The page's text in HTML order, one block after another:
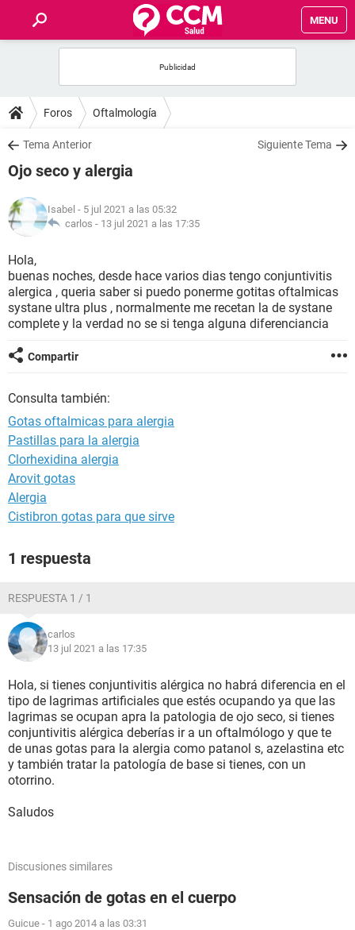
MENU
FOROS
SALUD
FAMILIA
NUTRICIÓN
BIENESTAR
SEXUALIDAD
GLOSARIO
Foros Oftalmología
Tema Anterior Siguiente Tema
Ojo seco y alergia
Isabel - 5 jul 2021 a las 05:32
carlos - 13 jul 2021 a las 17:35
Hola,
buenas noches, desde hace varios dias tengo conjuntivitis
alergica , queria saber si puedo ponerme gotitas oftalmicas
systane ultra plus , normalmente me recetan la de systane
complete y la verdad no se si tenga alguna diferenciancia
Compartir
Consulta también:
Gotas oftalmicas para alergia
Pastillas para la alergia
Clorhexidina alergia
Arovit gotas
Alergia
Cistibron gotas para que sirve
1 respuesta
RESPUESTA 1 / 1
carlos
13 jul 2021 a las 17:35
Hola, si tienes conjuntivitis alérgica no habrá diferencia en el
tipo de lagrimas artificiales que estés ocupando ya que las
lagrimas se ocupan apra la patologia de ojo seco, si tienes
conjuntivitis alérgica deberías ir a un oftalmólogo y que te
de unas gotas para la alergia como patanol s, azelastina etc
y también tratar la patología de base si tienes, con un
otorrino.
Saludos
Discusiones similares
Sensación de gotas en el cuerpo
Guicue - 1 ago 2014 a las 03:31